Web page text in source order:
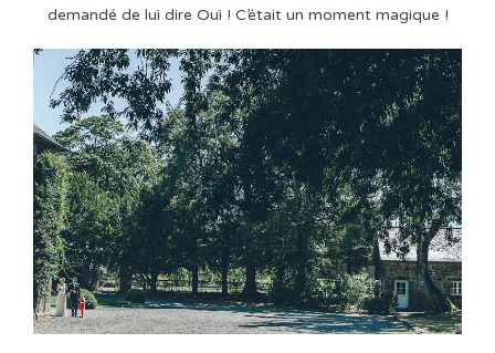
demandé de lui dire Oui ! C’était un moment magique !